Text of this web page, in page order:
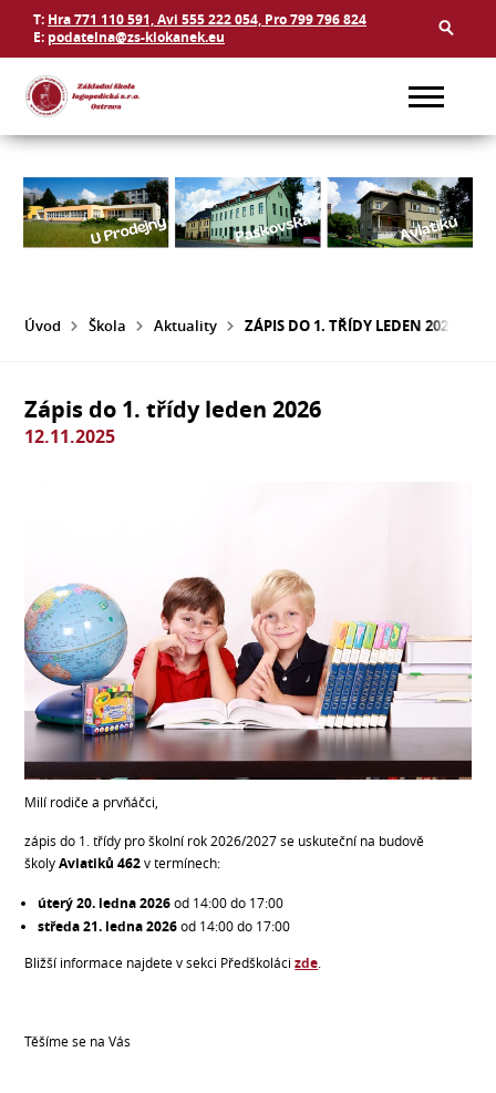
T: Hra 771 110 591, Avi 555 222 054, Pro 799 796 824
E: podatelna@zs-klokanek.eu
Úvod Škola Aktuality ZÁPIS DO 1. TŘÍDY LEDEN 2026
Zápis do 1. třídy leden 2026
12.11.2025
Milí rodiče a prvňáčci,
zápis do 1. třídy pro školní rok 2026/2027 se uskuteční na budově
školyAviatiků 462v termínech:
úterý 20. ledna 2026od 14:00 do 17:00
středa 21. ledna 2026od 14:00 do 17:00
Bližší informace najdete v sekci Předškolácizde
Těšíme se na Vás